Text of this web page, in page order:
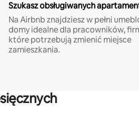
Szukasz obsługiwanych
Na Airbnb znajdziesz w pełni
domy idealne dla pracowników,
które potrzebują zmienić miejsce
zamieszkania.